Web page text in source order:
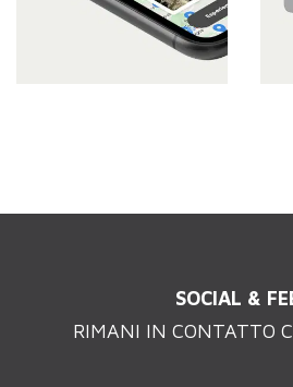
SOCIAL &
RIMANI IN CONTATTO